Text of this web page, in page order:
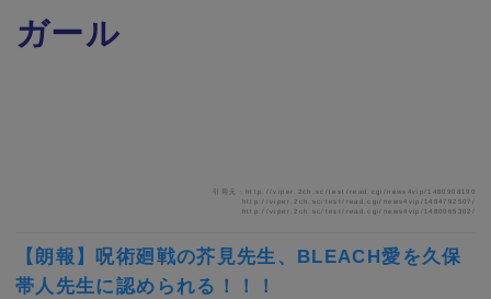
ガール
引用元：http://viper.2ch.sc/test/read.cgi/news4vip/1480908190
http://viper.2ch.sc/test/read.cgi/news4vip/1484792507/
http://viper.2ch.sc/test/read.cgi/news4vip/1480065302/
【朗報】呪術廻戦の芥見先生、BLEACH愛を久保
帯人先生に認められる！！！